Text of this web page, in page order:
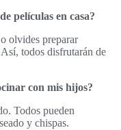
películas en casa?
olvides preparar
todos disfrutarán de
con mis hijos?
Todos pueden
y chispas.